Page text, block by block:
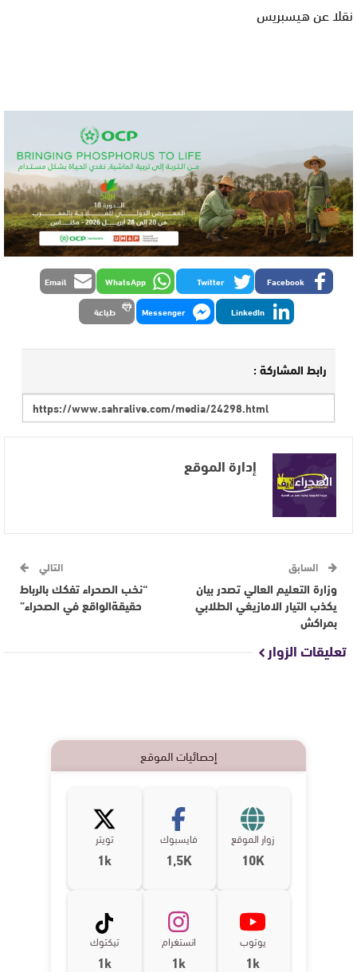
نقلا عن هيسبريس
Facebook
Twitter
WhatsApp
Email
LinkedIn
Messenger طباعة
رابط المشاركة :
إدارة الموقع
السابق
وزارة التعليم العالي تصدر بيان
يكذب التيار الامازيغي الطلابي
بمراكش
التالي
“نخب الصحراء تفكك بالرباط
حقيقةالواقع في الصحراء”
تعليقات الزوار
إحصائيات الموقع
زوار الموقع
10K
فايسبوك
1,5K
تويتر
1k
يوتوب
1k
انستغرام
1k
تيكتوك
1k